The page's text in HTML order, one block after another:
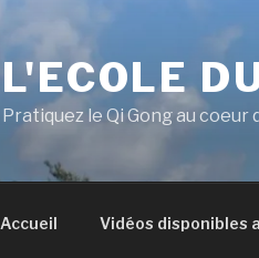
L'ECOLE
Pratiquez le Qi Gong au
Accueil Vidéos disponibles